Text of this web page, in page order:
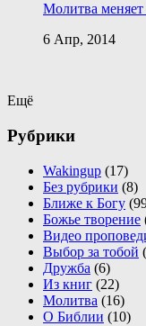
Молитва
6 Апр, 2014
Ещё
Рубрики
Wakingup (17)
Без рубрики (8)
Ближе к Богу
Божье творение
Видео
Выбор за тобой
Дружба (6)
Из книг (22)
Молитва (16)
О Библии (10)